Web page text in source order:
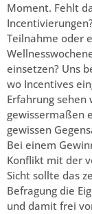
Moment. Fehlt
Teilnahme oder
einsetzen? Uns
wo Incentives
Erfahrung sehen
gewissermaßen
gewissen
Bei einem
Konflikt mit der
Sicht sollte das
Befragung die
und damit frei